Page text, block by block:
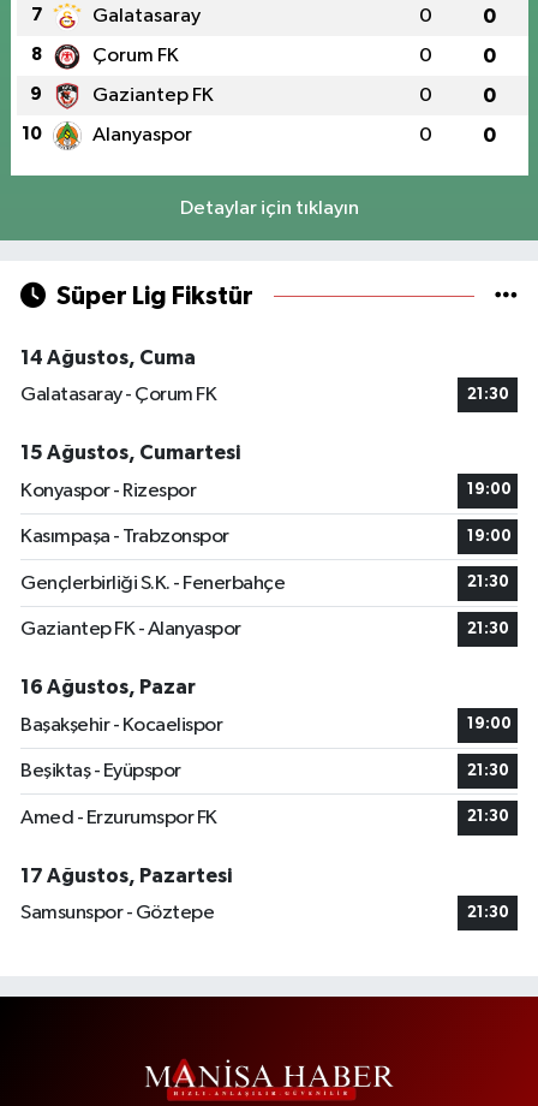
7 Galatasaray 0 0
8 Çorum FK 0 0
9 Gaziantep FK 0 0
10 Alanyaspor 0 0
Detaylar için tıklayın
Süper Lig Fikstür
14 Ağustos, Cuma
Galatasaray - Çorum FK
21:30
15 Ağustos, Cumartesi
Konyaspor - Rizespor
19:00
Kasımpaşa - Trabzonspor 19:00
Gençlerbirliği S.K. - Fenerbahçe 21:30
Gaziantep FK - Alanyaspor 21:30
16 Ağustos, Pazar
Başakşehir - Kocaelispor
19:00
Beşiktaş - Eyüpspor 21:30
Amed - Erzurumspor FK 21:30
17 Ağustos, Pazartesi
Samsunspor - Göztepe
21:30